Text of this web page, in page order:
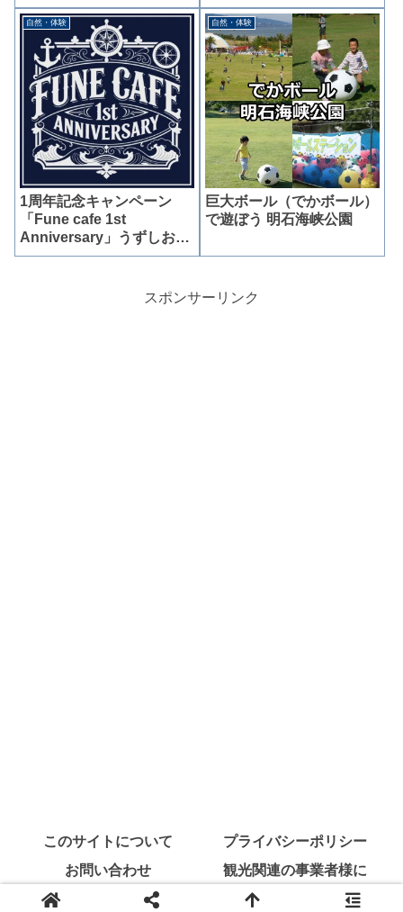
自然・体験
1周年記念キャンペーン
「Fune cafe 1st
Anniversary」うずしおク
ルーズ
自然・体験
巨大ボール（でかボール）
で遊ぼう 明石海峡公園
スポンサーリンク
このサイトについて
プライバシーポリシー
お問い合わせ
観光関連の事業者様に
Copyright © 2021 アワタビ. All Rights Reserved.